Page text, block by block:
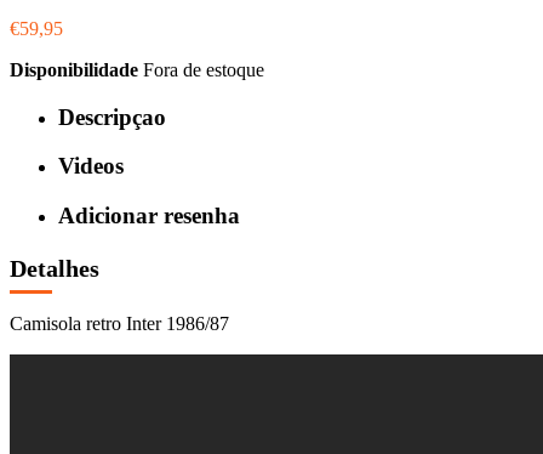
€59,95
Disponibilidade Fora de estoque
Descripçao
Videos
Adicionar resenha
Detalhes
Camisola retro Inter 1986/87